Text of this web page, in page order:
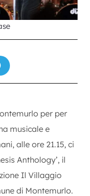
per per
musicale e
alle ore 21.15, ci
Anthology’, il
Il Villaggio
di Montemurlo.